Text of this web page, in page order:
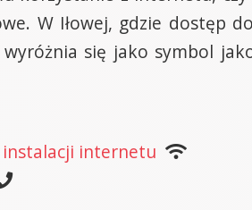
W Iłowej, gdzie dostęp
się jako symbol
instalacji internetu